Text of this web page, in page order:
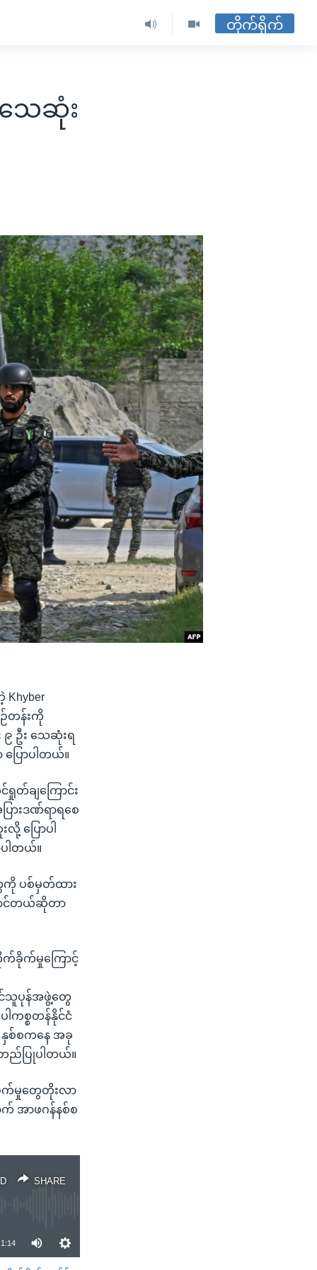
တိုက်ရိုက်
သေဆုံး
ဉ်တန်းကို
ဦး သေဆုံးရ
ြောပါတယ်။
တ်ချကြောင်း
ားဒဏ်ရာရစေ
ပြောပါ
ါတယ်။
ကို ပစ်မှတ်ထား
င်တယ်ဆိုတာ
က်ခိုက်မှုကြောင့်
င်သူပုန်အဖွဲ့တွေ
ကစ္စတန်နိုင်ငံ
စ်စကနေ အခု
ည်ပြုပါတယ်။
ဖက်မှုတွေတိုးလာ
က် အာဖဂန်နစ်စ
SHARE
1:14